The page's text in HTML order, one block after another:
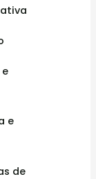
e
de